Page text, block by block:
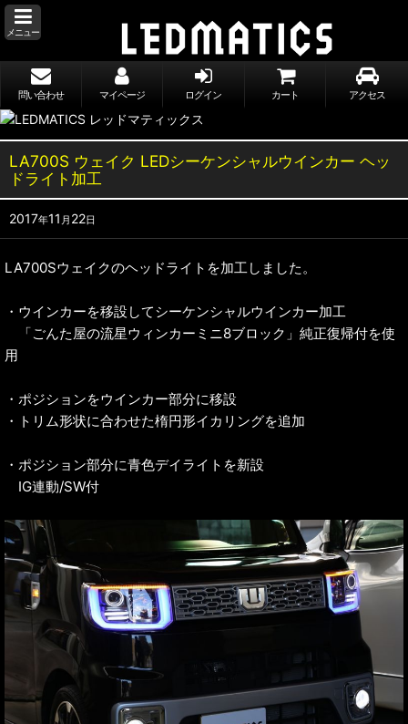
メニュー
問い合わせ マイページ ログイン カート アクセス
LA700S ウェイク LEDシーケンシャルウインカー ヘッ
ドライト加工
2017年11 月 22日
LA700Sウェイクのヘッドライトを加工しました。
・ウインカーを移設してシーケンシャルウインカー加工
「ごんた屋の流星ウィンカーミニ8ブロック」純正復帰付を使
用
・ポジションをウインカー部分に移設
・トリム形状に合わせた楕円形イカリングを追加
・ポジション部分に青色デイライトを新設
IG連動/SW付